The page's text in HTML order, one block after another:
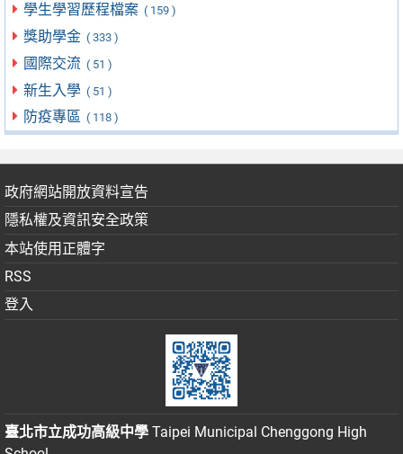
學生學習歷程檔案 ( 159 )
獎助學金 ( 333 )
國際交流 ( 51 )
新生入學 ( 51 )
防疫專區 ( 118 )
政府網站開放資料宣告
隱私權及資訊安全政策
本站使用正體字
RSS
登入
臺北市立成功高級中學 Taipei Municipal Chenggong High